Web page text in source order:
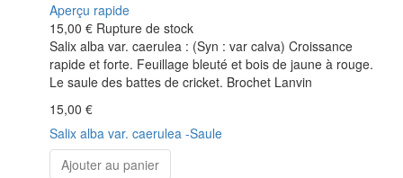
Aperçu rapide
15,00 € Rupture de stock
Salix alba var. caerulea : (Syn : var calva) Croissance
rapide et forte. Feuillage bleuté et bois de jaune à rouge.
Le saule des battes de cricket. Brochet Lanvin
15,00 €
Salix alba var. caerulea -Saule
Ajouter au panier